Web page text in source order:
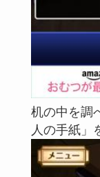
机の中を調
人の手紙」